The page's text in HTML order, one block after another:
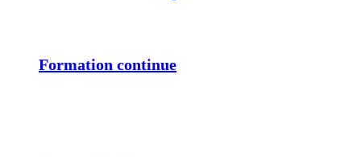
Formation continue